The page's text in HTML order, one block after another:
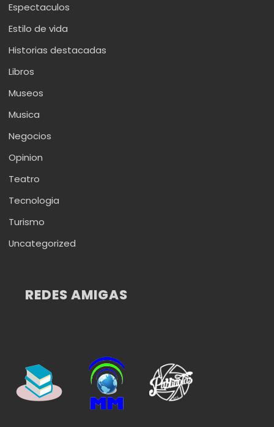
Espectaculos
Estilo de vida
Historias destacadas
Libros
Museos
Musica
Negocios
Opinion
Teatro
Tecnologia
Turismo
Uncategorized
REDES AMIGAS